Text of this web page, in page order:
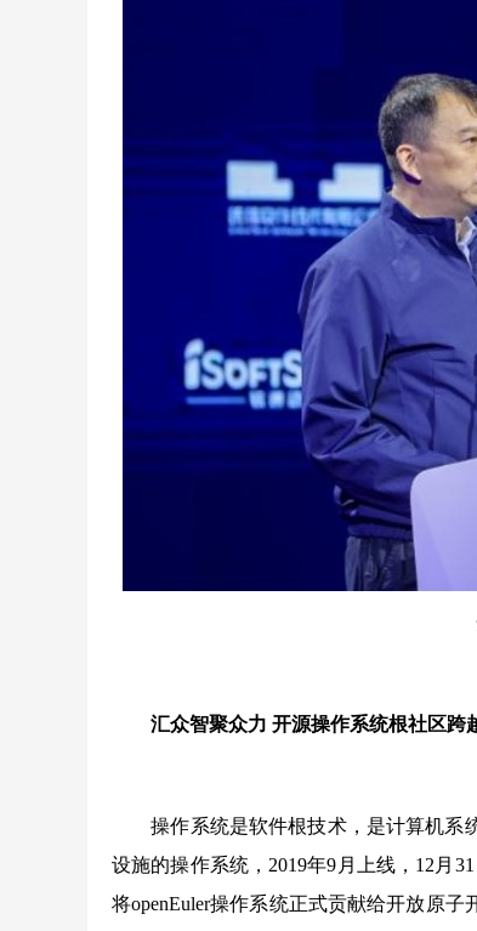
汇众智聚众力 开源操作系统根社区跨
操作系统是软件根技术，是计算机系统
设施的操作系统，2019年9月上线，12月
将openEuler操作系统正式贡献给开放原子